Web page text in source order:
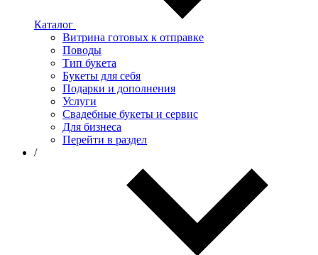
Каталог
Витрина готовых к отправке
Поводы
Тип букета
Букеты для себя
Подарки и дополнения
Услуги
Свадебные букеты и сервис
Для бизнеса
Перейти в раздел
/